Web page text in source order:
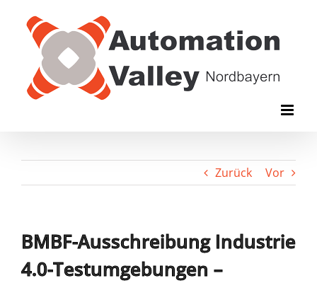
Inhalt
springen
Zurück Vor
BMBF-Ausschreibung Industrie
4.0-Testumgebungen –